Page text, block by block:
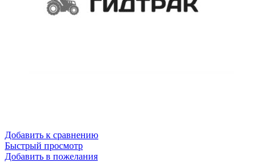
Добавить к сравнению
Быстрый просмотр
Добавить в пожелания